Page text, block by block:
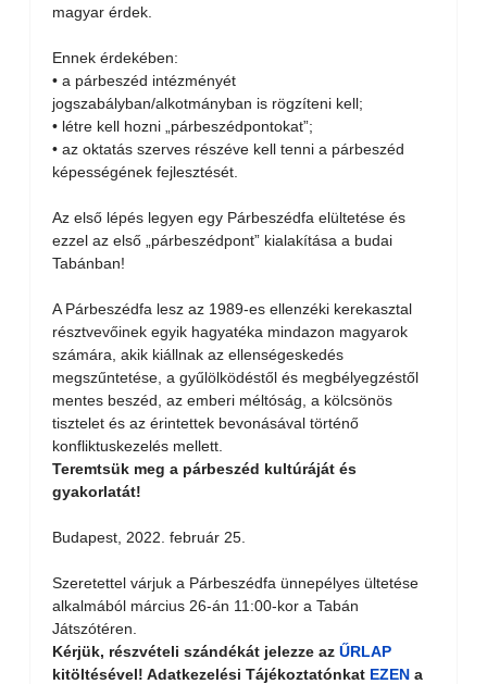
magyar érdek.
Ennek érdekében:
• a párbeszéd intézményét
jogszabályban/alkotmányban is rögzíteni kell;
• létre kell hozni „párbeszédpontokat”;
• az oktatás szerves részéve kell tenni a párbeszéd
képességének fejlesztését.
Az első lépés legyen egy Párbeszédfa elültetése és
ezzel az első „párbeszédpont” kialakítása a budai
Tabánban!
A Párbeszédfa lesz az 1989-es ellenzéki kerekasztal
résztvevőinek egyik hagyatéka mindazon magyarok
számára, akik kiállnak az ellenségeskedés
megszűntetése, a gyűlölködéstől és megbélyegzéstől
mentes beszéd, az emberi méltóság, a kölcsönös
tisztelet és az érintettek bevonásával történő
konfliktuskezelés mellett.
Teremtsük meg a párbeszéd kultúráját és
gyakorlatát!
Budapest, 2022. február 25.
Szeretettel várjuk a Párbeszédfa ünnepélyes ültetése
alkalmából március 26-án 11:00-kor a Tabán
Játszótéren.
Kérjük, részvételi szándékát jelezze az ŰRLAP
kitöltésével! Adatkezelési Tájékoztatónkat EZEN a